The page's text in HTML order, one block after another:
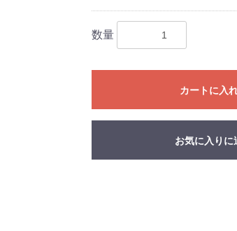
数量
カートに入
お気に入りに